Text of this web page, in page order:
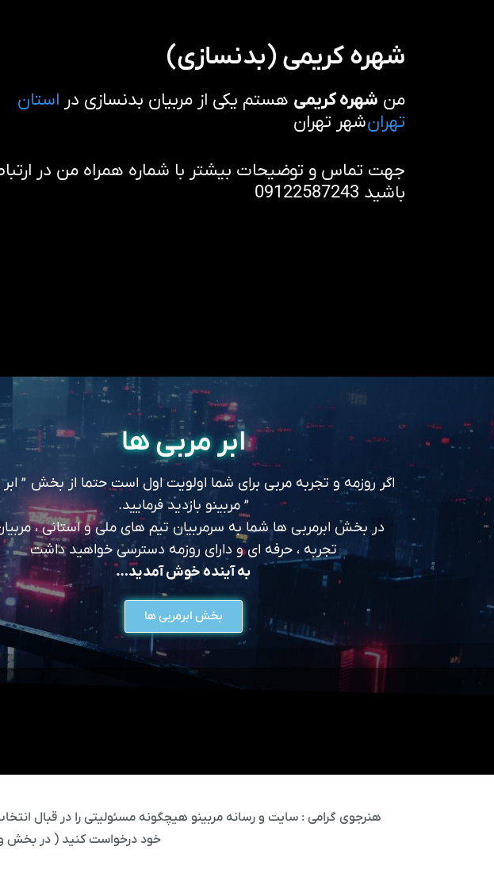
شهره کریمی (بدنسازی)
من شهره کریمی هستم یکی از مربیان بدنسازی در استان
تهرانشهر تهران
جهت تماس و توضیحات بیشتر با شماره همراه من در
باشید 09122587243
ابر مربی ها
اگر روزمه و تجربه مربی برای شما اولویت اول است حتما از بخش ”
” مربینو بازدید فرمایید.
در بخش ابرمربی ها شما به سرمربیان تیم های ملی و استانی ،
تجربه ، حرفه ای و دارای روزمه دسترسی خواهید داشت
به آینده خوش آمدید…
بخش ابرمربی ها
هنرجوی گرامی : سایت و رسانه مربینو هیچگونه مسئولیتی را در قبال
خود درخواست کنید ( در بخش